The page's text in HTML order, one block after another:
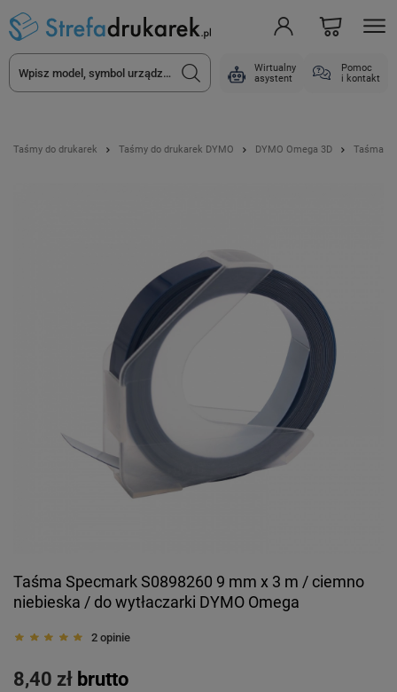
Wirtualny
asystent
Pomoc
i kontakt
Taśmy do drukarek Taśmy do drukarek DYMO DYMO Omega 3D Taśma
Taśma Specmark S0898260 9 mm x 3 m / ciemno
niebieska / do wytłaczarki DYMO Omega
2 opinie
8,40 zł brutto